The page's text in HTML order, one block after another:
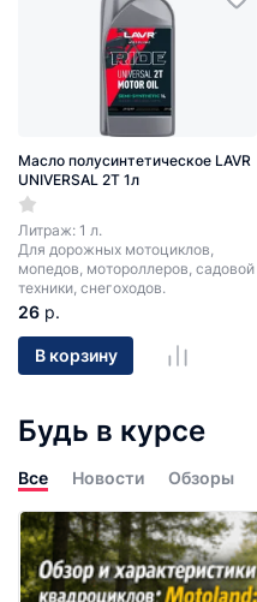
Масло полусинтетическое LAVR
UNIVERSAL 2T 1л
Литраж: 1 л.
Для дорожных мотоциклов,
мопедов, мотороллеров, садовой
техники, снегоходов.
26 р.
В корзину
Будь в курсе
Все Новости Обзоры